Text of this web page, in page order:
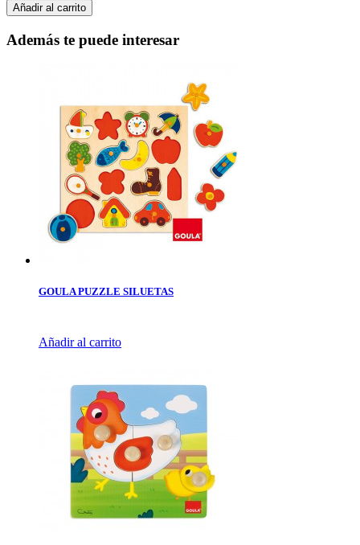
Añadir al carrito
Además te puede interesar
GOULA PUZZLE SILUETAS
Añadir al carrito